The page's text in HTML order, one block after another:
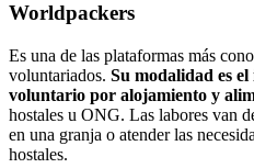
Worldpackers
Es una de las plataformas más
voluntariados. Su modalidad es
voluntario por alojamiento y
hostales u ONG. Las labores van
en una granja o atender las
hostales.